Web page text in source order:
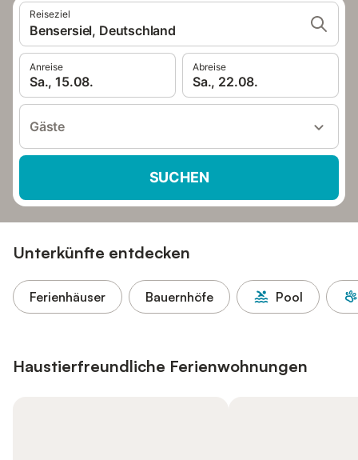
Reiseziel
Bensersiel, Deutschland
Anreise
Sa., 15.08.
Abreise
Sa., 22.08.
Gäste
SUCHEN
Unterkünfte entdecken
Ferienhäuser Bauernhöfe Pool
Haustierfreundliche Ferienwohnungen